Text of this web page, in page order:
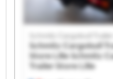
Schmitz Cargobull
Schmitz Cargobull
Store Lille Schmitz
Trailer Store Lille